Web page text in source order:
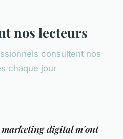
nos lecteurs
consultent nos
chaque jour
marketing digital m'ont